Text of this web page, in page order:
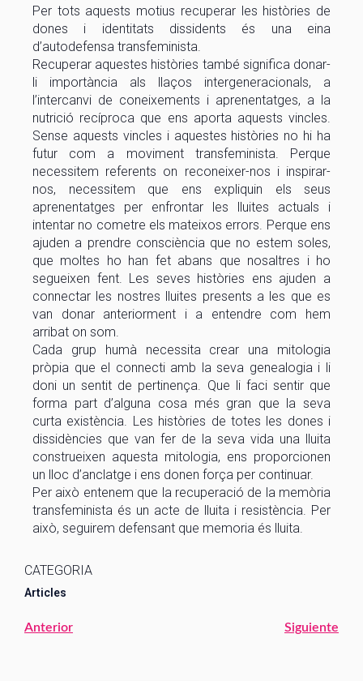
Per tots aquests motius recuperar les històries de
dones i identitats dissidents és una eina
d’autodefensa transfeminista.
Recuperar aquestes històries també significa donar-
li importància als llaços intergeneracionals, a
l’intercanvi de coneixements i aprenentatges, a la
nutrició recíproca que ens aporta aquests vincles.
Sense aquests vincles i aquestes històries no hi ha
futur com a moviment transfeminista. Perque
necessitem referents on reconeixer-nos i inspirar-
nos, necessitem que ens expliquin els seus
aprenentatges per enfrontar les lluites actuals i
intentar no cometre els mateixos errors. Perque ens
ajuden a prendre consciència que no estem soles,
que moltes ho han fet abans que nosaltres i ho
segueixen fent. Les seves històries ens ajuden a
connectar les nostres lluites presents a les que es
van donar anteriorment i a entendre com hem
arribat on som.
Cada grup humà necessita crear una mitologia
pròpia que el connecti amb la seva genealogia i li
doni un sentit de pertinença. Que li faci sentir que
forma part d’alguna cosa més gran que la seva
curta existència. Les històries de totes les dones i
dissidències que van fer de la seva vida una lluita
construeixen aquesta mitologia, ens proporcionen
un lloc d’anclatge i ens donen força per continuar.
Per això entenem que la recuperació de la memòria
transfeminista és un acte de lluita i resistència. Per
això, seguirem defensant que memoria és lluita.
CATEGORIA
Articles
Anterior Siguiente